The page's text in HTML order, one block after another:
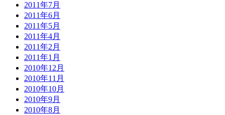
2011年7月
2011年6月
2011年5月
2011年4月
2011年2月
2011年1月
2010年12月
2010年11月
2010年10月
2010年9月
2010年8月